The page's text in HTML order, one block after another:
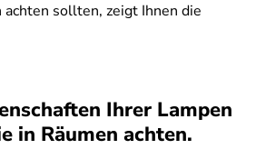
sollten, zeigt Ihnen die
Ihrer Lampen
in Räumen achten.